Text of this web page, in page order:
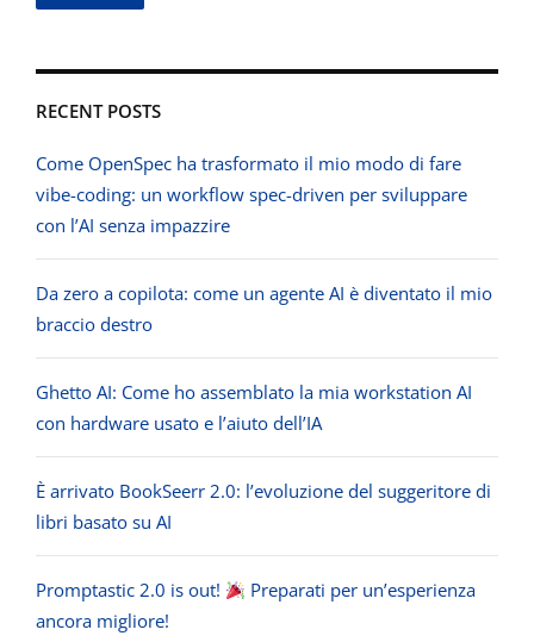
RECENT POSTS
Come OpenSpec ha trasformato il mio modo di fare
vibe-coding: un workflow spec-driven per sviluppare
con l’AI senza impazzire
Da zero a copilota: come un agente AI è diventato il mio
braccio destro
Ghetto AI: Come ho assemblato la mia workstation AI
con hardware usato e l’aiuto dell’IA
È arrivato BookSeerr 2.0: l’evoluzione del suggeritore di
libri basato su AI
Promptastic 2.0 is out!
Preparati per un’esperienza
ancora migliore!